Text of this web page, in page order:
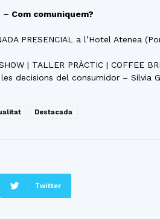
– Com comuniquem?
PRESENCIAL a l’Hotel Atenea
| TALLER PRÀCTIC | COFFEE
decisions del consumidor – Silvia
Destacada
Twitter